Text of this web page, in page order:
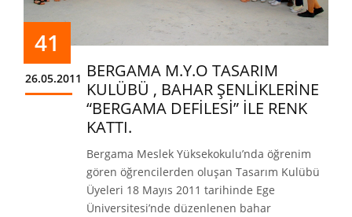
41
26.05.2011 BERGAMA M.Y.O TASARIM
KULÜBÜ , BAHAR ŞENLİKLERİNE
“BERGAMA DEFİLESİ” İLE RENK
KATTI.
Bergama Meslek Yüksekokulu’nda öğrenim
gören öğrencilerden oluşan Tasarım Kulübü
Üyeleri 18 Mayıs 2011 tarihinde Ege
Üniversitesi’nde düzenlenen bahar